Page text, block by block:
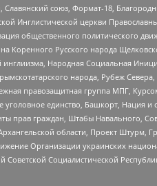
союз, Формат-18,
Инглистической церкви
общественного политического
Русского народа
Народная Социальная
народа, Рубеж
правозащитная группа МПГ,
уголовное единство, Башкорт,
граждан, Штабы Навального,
области, Проект Штурм,
Организации украинских
Социалистической